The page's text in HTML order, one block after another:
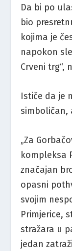
Da bi po
bio
kojima je
napokon
Crveni trg“,
Ističe da je
simboličan,
„Za
kompleksa
značajan
opasni
svojim
Primjerice,
stražara u
jedan